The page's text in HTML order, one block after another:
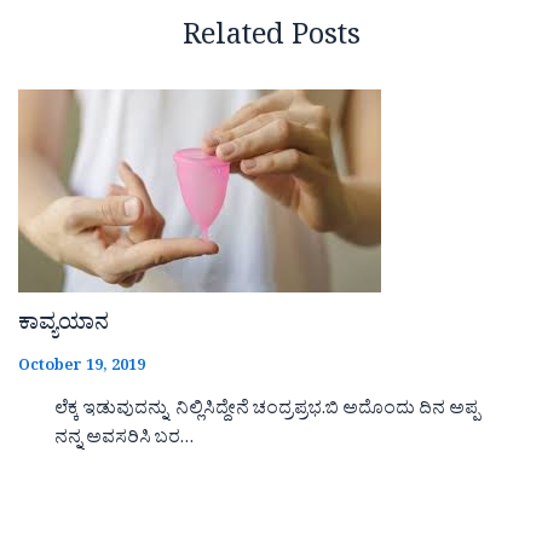
Related Posts
ಕಾವ್ಯಯಾನ
October 19, 2019
ಲೆಕ್ಕ ಇಡುವುದನ್ನು ನಿಲ್ಲಿಸಿದ್ದೇನೆ ಚಂದ್ರಪ್ರಭ.ಬಿ ಅದೊಂದು ದಿನ ಅಪ್ಪ
ನನ್ನ ಅವಸರಿಸಿ ಬರ…